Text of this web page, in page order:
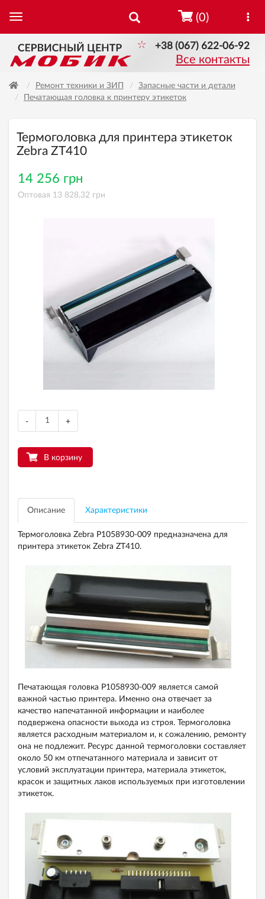
+38 (067) 622-06-92
Все контакты
(0)
Ремонт техники и ЗИП
Запасные части и детали
Печатающая головка к принтеру этикеток
Термоголовка для принтера этикеток
Zebra ZT410
14 256 грн
Оптовая 13 828,32 грн
- +
В корзину
Описание Характеристики
Термоголовка Zebra P1058930-009 предназначена для
принтера этикеток Zebra ZT410.
Печатающая головка P1058930-009 является самой
важной частью принтера. Именно она отвечает за
качество напечатанной информации и наиболее
подвержена опасности выхода из строя. Термоголовка
является расходным материалом и, к сожалению, ремонту
она не подлежит. Ресурс данной термоголовки составляет
около 50 км отпечатанного материала и зависит от
условий эксплуатации принтера, материала этикеток,
красок и защитных лаков используемых при изготовлении
этикеток.